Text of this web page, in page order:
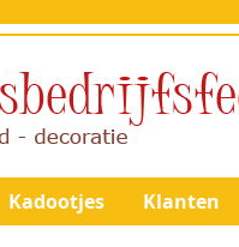
Kadootjes Klanten